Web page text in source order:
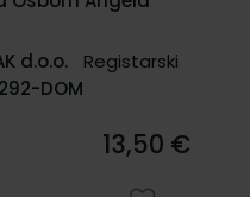
d.o.o.
Registarski
DOM
13,50 €